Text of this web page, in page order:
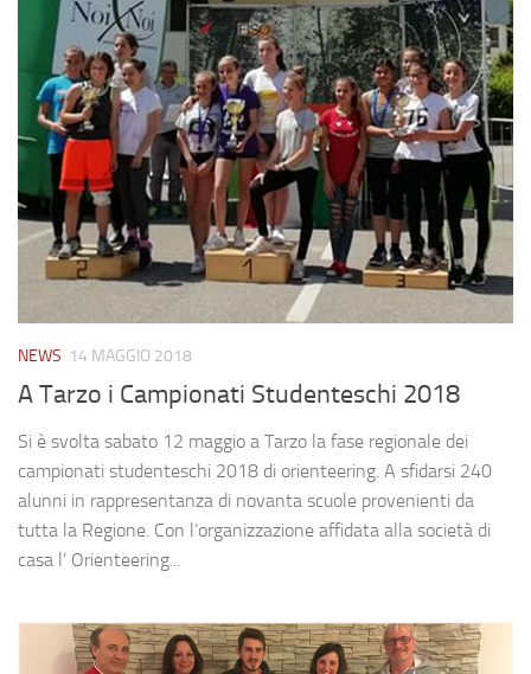
NEWS 14 MAGGIO 2018
A Tarzo i Campionati Studenteschi 2018
Si è svolta sabato 12 maggio a Tarzo la fase regionale dei
campionati studenteschi 2018 di orienteering. A sfidarsi 240
alunni in rappresentanza di novanta scuole provenienti da
tutta la Regione. Con l’organizzazione affidata alla società di
casa l’ Orienteering...